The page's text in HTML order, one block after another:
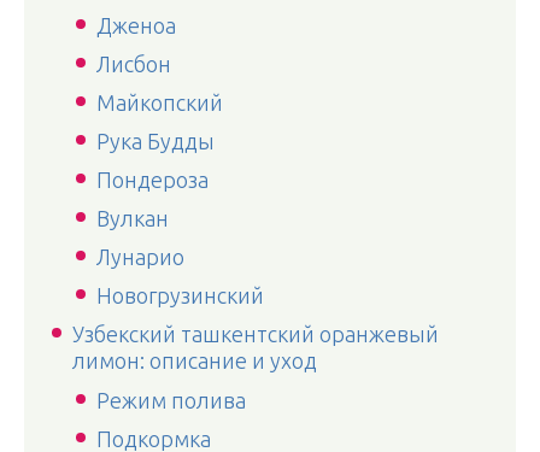
Дженоа
Лисбон
Майкопский
Рука Будды
Пондероза
Вулкан
Лунарио
Новогрузинский
Узбекский ташкентский оранжевый
лимон: описание и уход
Режим полива
Подкормка